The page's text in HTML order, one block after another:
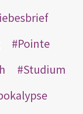
Pointe
Studium